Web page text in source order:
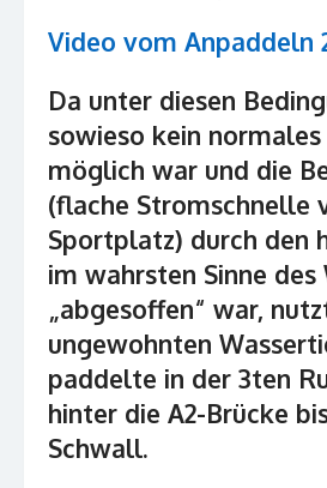
Video vom Anpaddeln
Da unter diesen
sowieso kein
möglich war und die
(flache Stromschnelle
Sportplatz) durch den
im wahrsten Sinne des
„abgesoffen“ war,
ungewohnten
paddelte in der 3ten
hinter die A2-Brücke
Schwall.